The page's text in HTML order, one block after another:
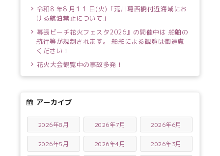
令和8 年8 月1 1 日(火)「荒川葛西橋付近海域にお
ける航泊禁止について」
幕張ビーチ花火フェスタ2026』の開催中は 船舶の
航行等が規制されます。 船舶による観覧は御遠慮
ください！
花火大会観覧中の事故多発！
アーカイブ
2026年8月 2026年7月 2026年6月
2026年5月 2026年4月 2026年3月